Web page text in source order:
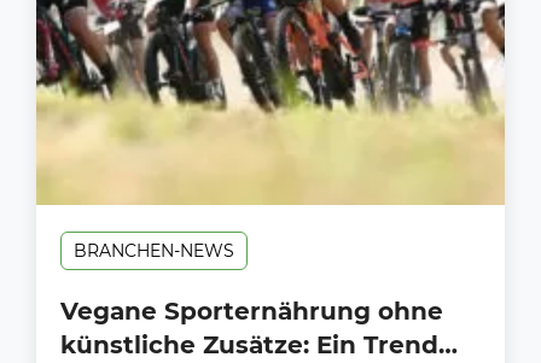
BRANCHEN-NEWS
Vegane Sporternährung ohne
künstliche Zusätze: Ein Trend